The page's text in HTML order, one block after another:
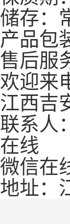
储存：
产品包
售后服
欢迎来
江西吉
联系人
在线
微信在
地址：